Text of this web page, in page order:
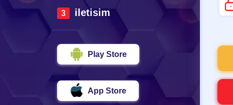
iletisim
Play Store
App Store